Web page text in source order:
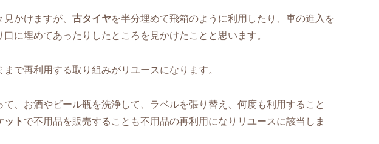
かけますが、 古タイヤを半分埋めて飛箱のように利用したり、車の進入を
に埋めてあったりしたところを見かけたことと思います。
で再利用する取り組みがリユースになります。
て、お酒やビール瓶を洗浄して、ラベルを張り替え、何度も利用すること
ット で不用品を販売することも不用品の再利用になりリユースに該当しま